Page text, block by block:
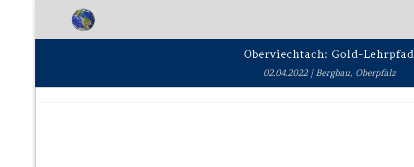
Oberviechtach: Gold-Lehrpfad
02.04.2022| Bergbau, Oberpfalz